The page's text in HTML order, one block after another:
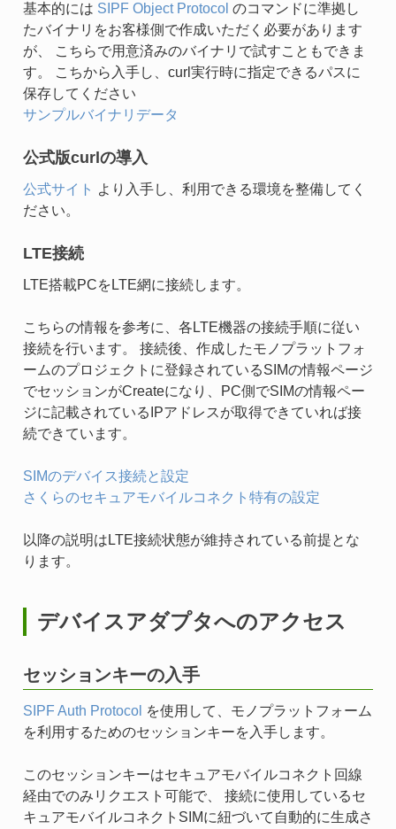
基本的には SIPF Object Protocol のコマンドに準拠し
たバイナリをお客様側で作成いただく必要があります
が、 こちらで用意済みのバイナリで試すこともできま
す。 こちから入手し、curl実行時に指定できるパスに
保存してください
サンプルバイナリデータ
公式版curlの導入
公式サイト より入手し、利用できる環境を整備してく
ださい。
LTE接続
LTE搭載PCをLTE網に接続します。
こちらの情報を参考に、各LTE機器の接続手順に従い
接続を行います。 接続後、作成したモノプラットフォ
ームのプロジェクトに登録されているSIMの情報ページ
でセッションがCreateになり、PC側でSIMの情報ペー
ジに記載されているIPアドレスが取得できていれば接
続できています。
SIMのデバイス接続と設定
さくらのセキュアモバイルコネクト特有の設定
以降の説明はLTE接続状態が維持されている前提とな
ります。
デバイスアダプタへのアクセス
セッションキーの入手
SIPF Auth Protocol を使用して、モノプラットフォーム
を利用するためのセッションキーを入手します。
このセッションキーはセキュアモバイルコネクト回線
経由でのみリクエスト可能で、 接続に使用しているセ
キュアモバイルコネクトSIMに紐づいて自動的に生成さ